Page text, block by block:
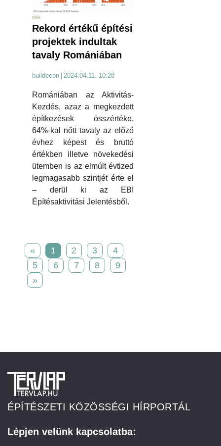
cikk
Rekord értékű építési
projektek indultak
tavaly Romániában
buildecon 2024.04.11. 10:28
Romániában az Aktivitás-
Kezdés, azaz a megkezdett
építkezések összértéke,
64%-kal nőtt tavaly az előző
évhez képest és bruttó
értékben illetve növekedési
ütemben is az elmúlt évtized
legmagasabb szintjét érte el
– derül ki az EBI
Építésaktivitási Jelentésből.
« 1 2 3
4
5
6 7 8
9
»
ÉPÍTÉSZETI KÖZÖSSÉGI HÍRPORTÁL
Lépjen velünk kapcsolatba: